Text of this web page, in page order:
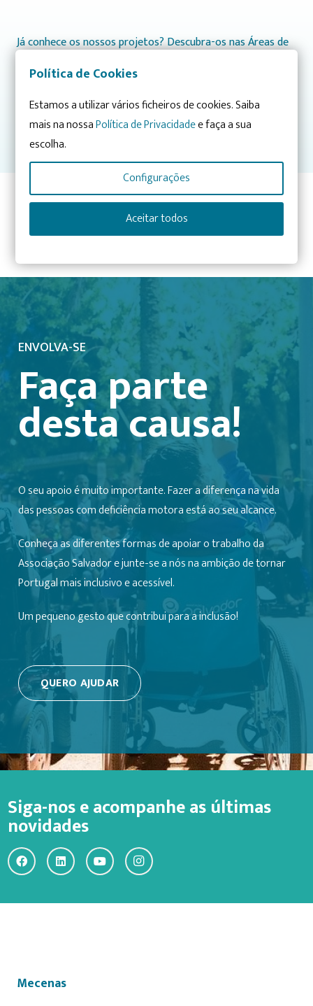
Já conhece os nossos projetos? Descubra-os nas Áreas de
Atuação:
CONHECIMENTO
INTEGRAÇÃO
SENSIBILIZAÇÃO
CRESCIMENTO E ENVOLVIMENTO
ENVOLVA-SE
Faça parte
desta causa!
O seu apoio é muito importante. Fazer a diferença na vida
das pessoas com deficiência motora está ao seu alcance.
Conheça as diferentes formas de apoiar o trabalho da
Associação Salvador e junte-se a nós na ambição de tornar
Portugal mais inclusivo e acessível.
Um pequeno gesto que contribui para a inclusão!
QUERO AJUDAR
Siga-nos e acompanhe as últimas
novidades
Mecenas
Política de Cookies
Estamos a utilizar vários ficheiros de cookies. Saiba
mais na nossaPolítica de Privacidadee faça a sua
escolha.
Configurações
Aceitar todos